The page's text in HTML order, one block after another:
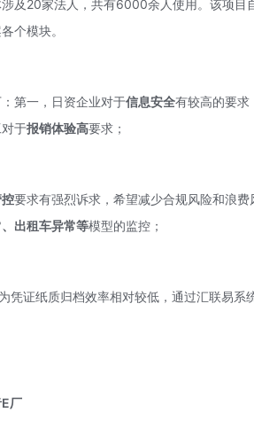
及20家法人，共有6000余人使用。该项
个模块。
第一，日资企业对于信息安全有较高的要求
于报销体验高要求；
要求有强烈诉求，希望减少合规风险和浪
出租车异常等模型的监控；
凭证纸质归档效率相对较低，通过汇联易系
厂